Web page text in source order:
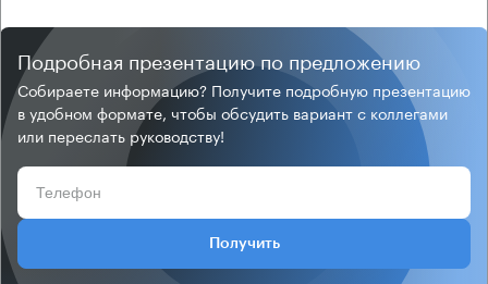
Подробная презентацию по предложению
Собираете информацию? Получите подробную презентацию
в удобном формате, чтобы обсудить вариант с коллегами
или переслать руководству!
Получить